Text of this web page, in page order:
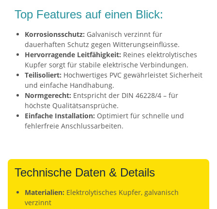
Top Features auf einen Blick:
Korrosionsschutz: Galvanisch verzinnt für
dauerhaften Schutz gegen Witterungseinflüsse.
Hervorragende Leitfähigkeit: Reines elektrolytisches
Kupfer sorgt für stabile elektrische Verbindungen.
Teilisoliert: Hochwertiges PVC gewährleistet Sicherheit
und einfache Handhabung.
Normgerecht: Entspricht der DIN 46228/4 – für
höchste Qualitätsansprüche.
Einfache Installation: Optimiert für schnelle und
fehlerfreie Anschlussarbeiten.
Technische Daten & Details
Materialien: Elektrolytisches Kupfer, galvanisch
verzinnt